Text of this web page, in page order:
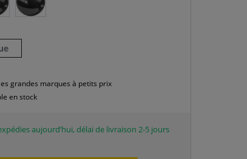
grandes marques à petits prix
en stock
aujourd’hui, délai de livraison 2-5 jours